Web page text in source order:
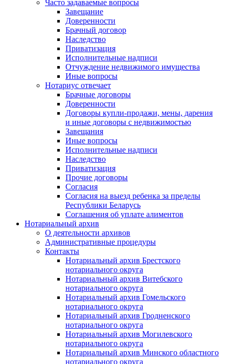
Часто задаваемые вопросы
Завещание
Доверенности
Брачный договор
Наследство
Приватизация
Исполнительные надписи
Отчуждение недвижимого имущества
Иные вопросы
Нотариус отвечает
Брачные договоры
Доверенности
Договоры купли-продажи, мены, дарения
и иные договоры с недвижимостью
Завещания
Иные вопросы
Исполнительные надписи
Наследство
Приватизация
Прочие договоры
Согласия
Согласия на выезд ребенка за пределы
Республики Беларусь
Соглашения об уплате алиментов
Нотариальный архив
О деятельности архивов
Административные процедуры
Контакты
Нотариальный архив Брестского
нотариального округа
Нотариальный архив Витебского
нотариального округа
Нотариальный архив Гомельского
нотариального округа
Нотариальный архив Гродненского
нотариального округа
Нотариальный архив Могилевского
нотариального округа
Нотариальный архив Минского областного
нотариального округа